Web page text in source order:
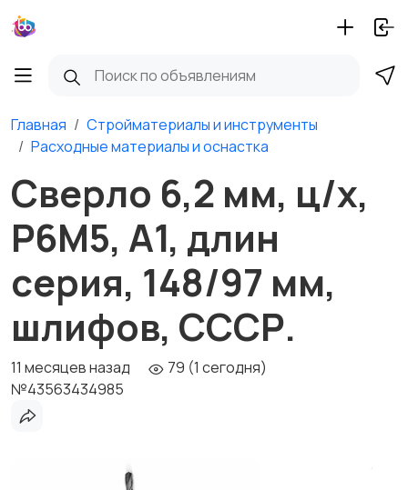
Главная
Стройматериалы и инструменты
Расходные материалы и оснастка
Сверло 6,2 мм, ц/х,
Р6М5, А1, длин
серия, 148/97 мм,
шлифов, СССР.
11 месяцев назад
79 (1 сегодня)
№43563434985